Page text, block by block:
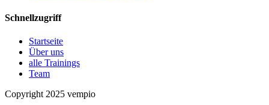
Schnellzugriff
Startseite
Über uns
alle Trainings
Team
Copyright 2025 vempio